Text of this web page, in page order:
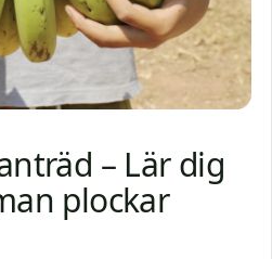
– Lär dig
plockar